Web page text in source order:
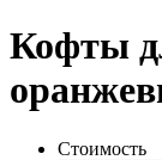
Кофты
Стоимость